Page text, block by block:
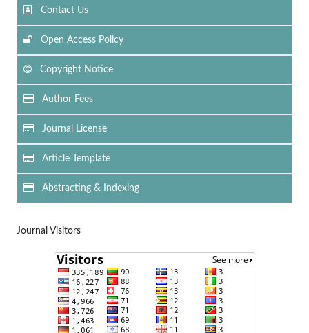
Contact Us
Open Access Policy
Copyright Notice
Author Fees
Journal License
Article Template
Abstracting & Indexing
Journal Visitors